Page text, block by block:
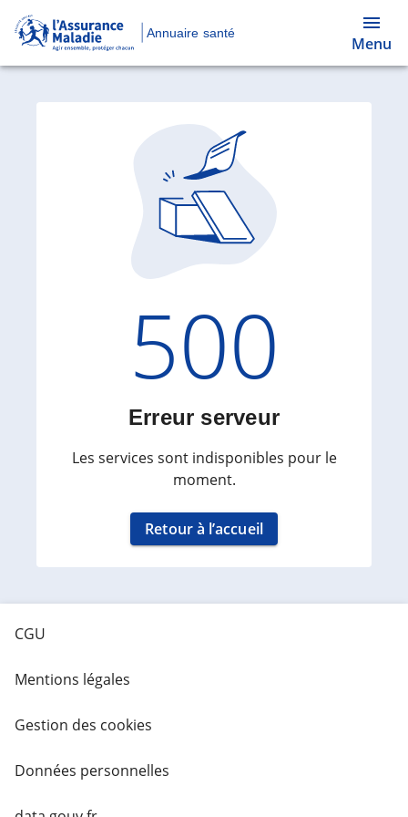
Annuaire santé
Menu
Code
500
Erreur serveur
Les services sont indisponibles pour le
moment.
Retour à l’accueil
CGU
Mentions légales
Gestion des cookies
Données personnelles